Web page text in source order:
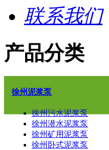
联系我们
产品分类
徐州泥浆泵
徐州污水泥浆泵
徐州潜水泥浆泵
徐州矿用泥浆泵
徐州卧式泥浆泵